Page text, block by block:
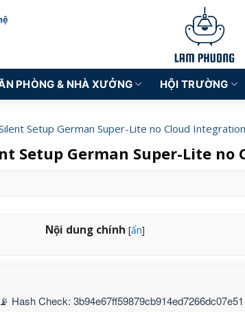
PHÒNG & NHÀ XƯỞNG HỘI TRƯỜNG
Setup German Super-Lite no Cloud Integration
Setup German Super-Lite
Nội dung chính [ẩn]
📡 Hash Check: